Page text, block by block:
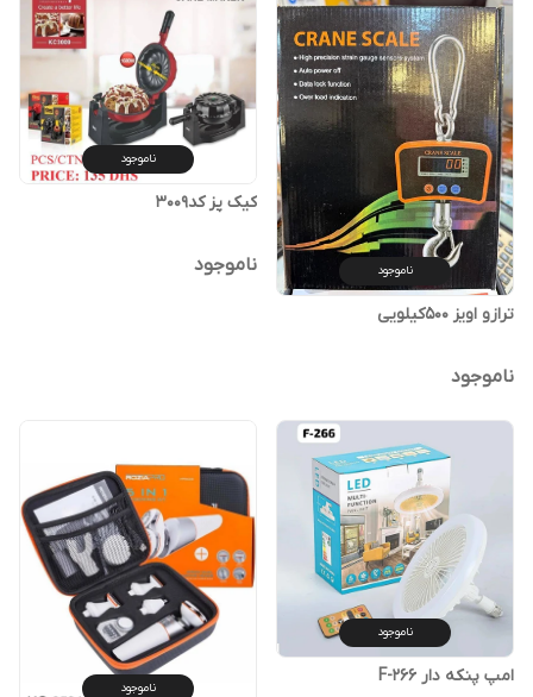
ناموجود
ترازو اویز 500کیلویی
ناموجود
ناموجود
کیک پز کد3009
ناموجود
ناموجود
امپ پنکه دار F-266 ناموجود